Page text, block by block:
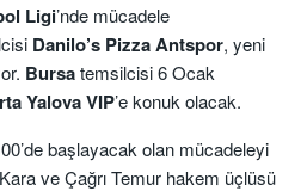
Ligi’nde mücadele
Danilo’s Pizza Antspor, yeni
Bursatemsilcisi 6 Ocak
Yalova VIP’e konuk olacak.
başlayacak olan mücadeleyi
ve Çağrı Temur hakem üçlüsü